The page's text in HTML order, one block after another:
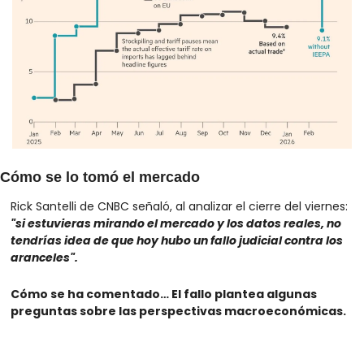
Cómo se lo tomó el mercado
"si estuvieras mirando el mercado y los datos reales, no
tendrías idea de que hoy hubo un fallo judicial contra los
aranceles".
Cómo se ha comentado… El fallo plantea algunas
preguntas sobre las perspectivas macroeconómicas.